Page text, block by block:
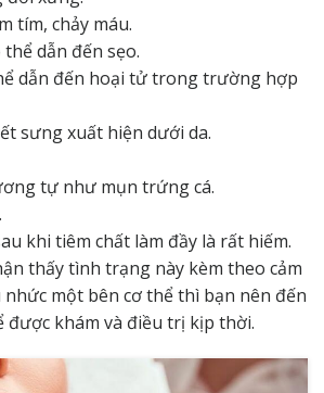
tím, chảy máu.
dẫn đến sẹo.
dẫn đến hoại tử trong trường hợp
sưng xuất hiện dưới da.
tự như mụn trứng cá.
khi tiêm chất làm đầy là rất hiếm.
thấy tình trạng này kèm theo cảm
nhức một bên cơ thể thì bạn nên đến
được khám và điều trị kịp thời.